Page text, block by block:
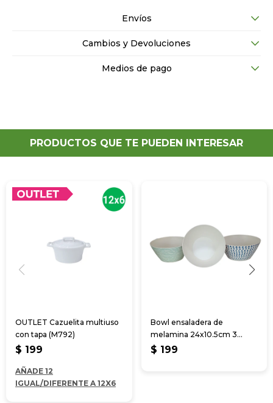
Envíos
Cambios y Devoluciones
Medios de pago
PRODUCTOS QUE TE PUEDEN INTERESAR
OUTLET Cazuelita multiuso
con tapa (M792)
$ 199
AÑADE 12
IGUAL/DIFERENTE A 12X6
Bowl ensaladera de
melamina 24x10.5cm 3
colores
$ 199